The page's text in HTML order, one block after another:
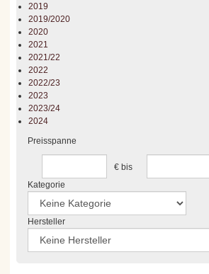
2019
2019/2020
2020
2021
2021/22
2022
2022/23
2023
2023/24
2024
Preisspanne
€ bis
Kategorie
Hersteller